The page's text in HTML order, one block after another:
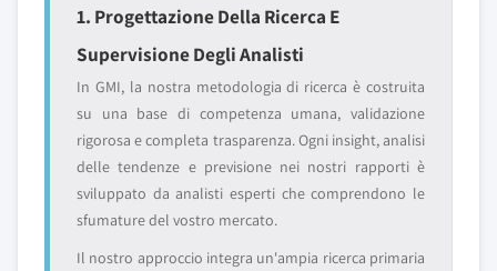
1. Progettazione Della Ricerca E
Supervisione Degli Analisti
In GMI, la nostra metodologia di ricerca è costruita
su una base di competenza umana, validazione
rigorosa e completa trasparenza. Ogni insight, analisi
delle tendenze e previsione nei nostri rapporti è
sviluppato da analisti esperti che comprendono le
sfumature del vostro mercato.
Il nostro approccio integra un'ampia ricerca primaria